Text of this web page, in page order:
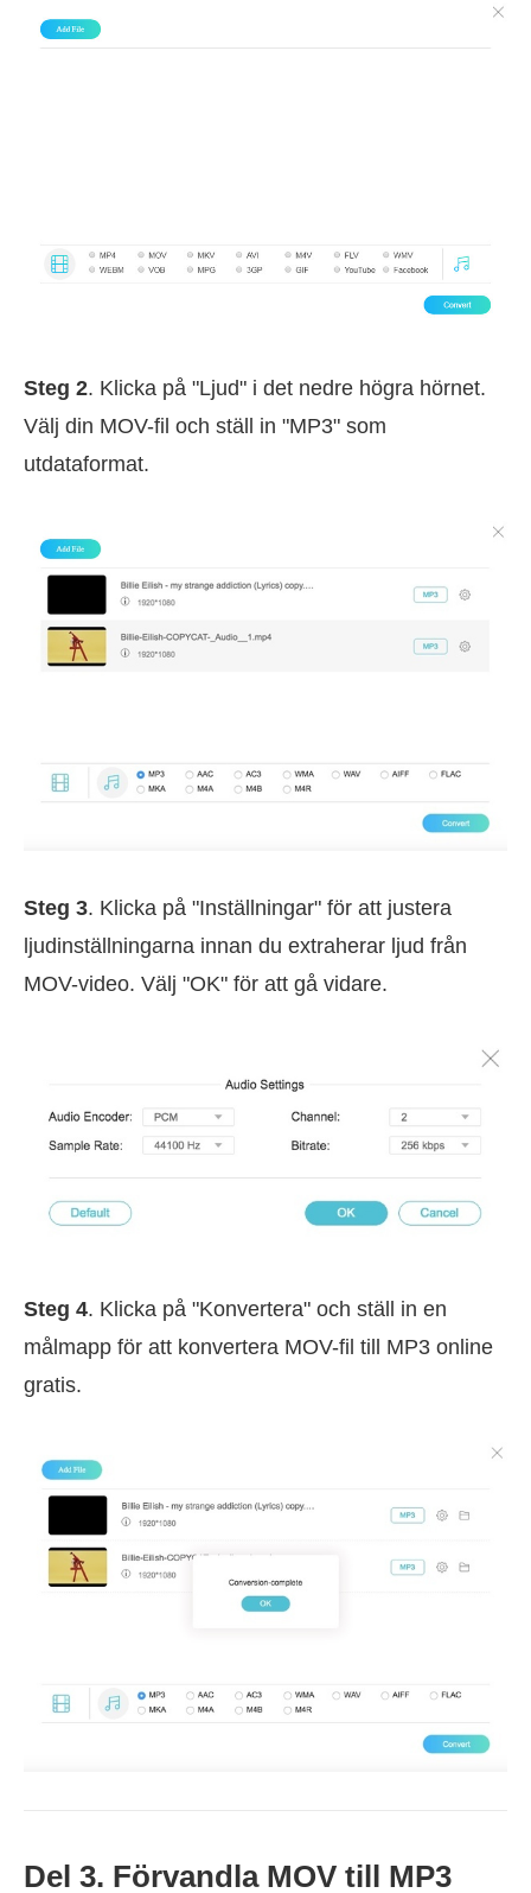
Steg 2. Klicka på "Ljud" i det nedre högra hörnet.
Välj din MOV-fil och ställ in "MP3" som
utdataformat.
Steg 3. Klicka på "Inställningar" för att justera
ljudinställningarna innan du extraherar ljud från
MOV-video. Välj "OK" för att gå vidare.
Steg 4. Klicka på "Konvertera" och ställ in en
målmapp för att konvertera MOV-fil till MP3 online
gratis.
Del 3. Förvandla MOV till MP3